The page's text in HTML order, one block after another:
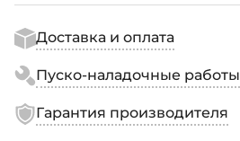
Доставка и оплата
Пуско-наладочные работы
Гарантия производителя